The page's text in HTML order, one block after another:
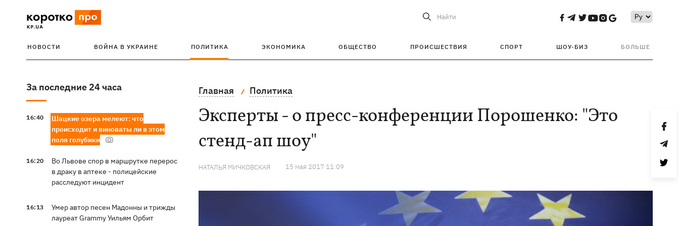
Найти
НОВОСТИ ВОЙНА В УКРАИНЕ ПОЛИТИКА ЭКОНОМИКА ОБЩЕСТВО ПРОИСШЕСТВИЯ СПОРТ ШОУ-БИЗ БОЛЬШЕ
За последние 24 часа
16:40
Шацкие озера мелеют: что
происходит и виноваты ли в этом
поля голубики
16:20
Во Львове спор в маршрутке перерос
в драку в аптеке - полицейские
расследуют инцидент
16:13
Умер автор песен Мадонны и трижды
лауреат Grammy Уильям Орбит
Главная Политика
Эксперты - о пресс-конференции Порошенко: "Это
стенд-ап шоу"
НАТАЛЬЯ МИЧКОВСКАЯ 15 мая 2017 11:09